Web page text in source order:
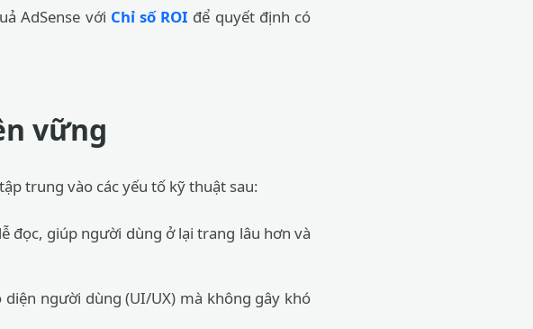
AdSense với Chỉ số ROI để quyết định có
vững
trung vào các yếu tố kỹ thuật sau:
đọc, giúp người dùng ở lại trang lâu hơn và
người dùng (UI/UX) mà không gây khó